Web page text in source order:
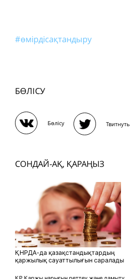
#өмірдісақтандыру
БӨЛІСУ
Бөлісу Твитнуть
СОНДАЙ-АҚ, ҚАРАҢЫЗ
ҚНРДА-да қазақстандықтардың
қаржылық сауаттылығын саралады